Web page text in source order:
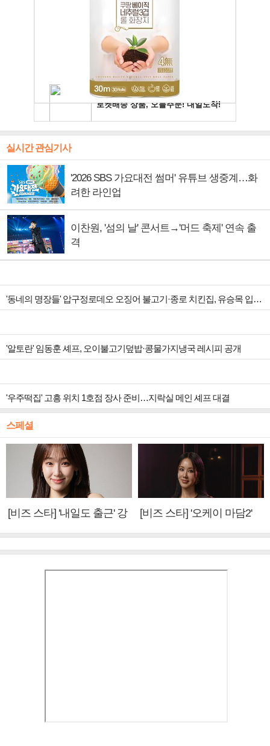
실시간 관심기사
'2026 SBS 가요대전 썸머' 유튜브 생중계…화
려한 라인업
이찬원, '섬의 날' 콘서트→'머드 축제' 연속 출
격
'동네의 명장들' 압구정로데오 오징어 불고기·종로 치킨집, 유승목 입맛 저격
'알토란' 임동훈 셰프, 오이불고기덮밥·콩물가지냉국 레시피 공개
'우주떡집' 고흥 위치 1호점 장사 준비…지락실 메인 셰프 대결
스페셜
[비즈 스타] '내일도 출근' 강
[비즈 스타] '오케이 마담2'